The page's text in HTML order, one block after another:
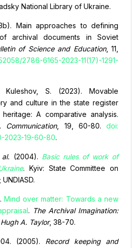
National Library of Ukraine.
Main approaches to defining
archival documents in Soviet
of Science and Education, 11,
2786-6165-2023-11(17)-1291-
S. (2023). Movable
and culture in the state register
A comparative analysis.
Communication, 19, 60-80.doi:
2023-19-60-80.
(2004). Basic rules of work of
. Kyiv: State Committee on
Mind over matter: Towards a new
. The Archival Imagination:
A. Taylor, 38-70.
(2005). Record keeping and